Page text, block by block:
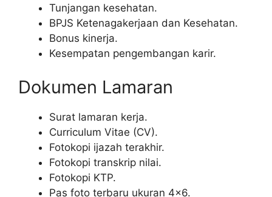
Tunjangan kesehatan.
BPJS Ketenagakerjaan dan Kesehatan.
Bonus kinerja.
Kesempatan pengembangan karir.
Dokumen Lamaran
Surat lamaran kerja.
Curriculum Vitae (CV).
Fotokopi ijazah terakhir.
Fotokopi transkrip nilai.
Fotokopi KTP.
Pas foto terbaru ukuran 4×6.